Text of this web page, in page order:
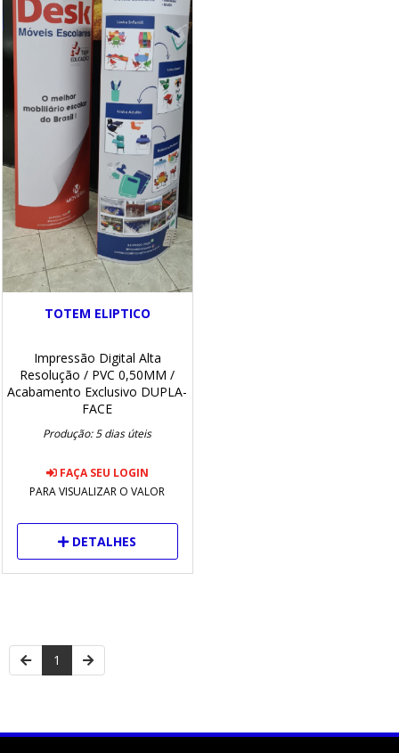
TOTEM ELIPTICO
Impressão Digital Alta
Resolução / PVC 0,50MM /
Acabamento Exclusivo DUPLA-
FACE
Produção: 5 dias úteis
FAÇA SEU LOGIN
PARA VISUALIZAR O VALOR
DETALHES
1